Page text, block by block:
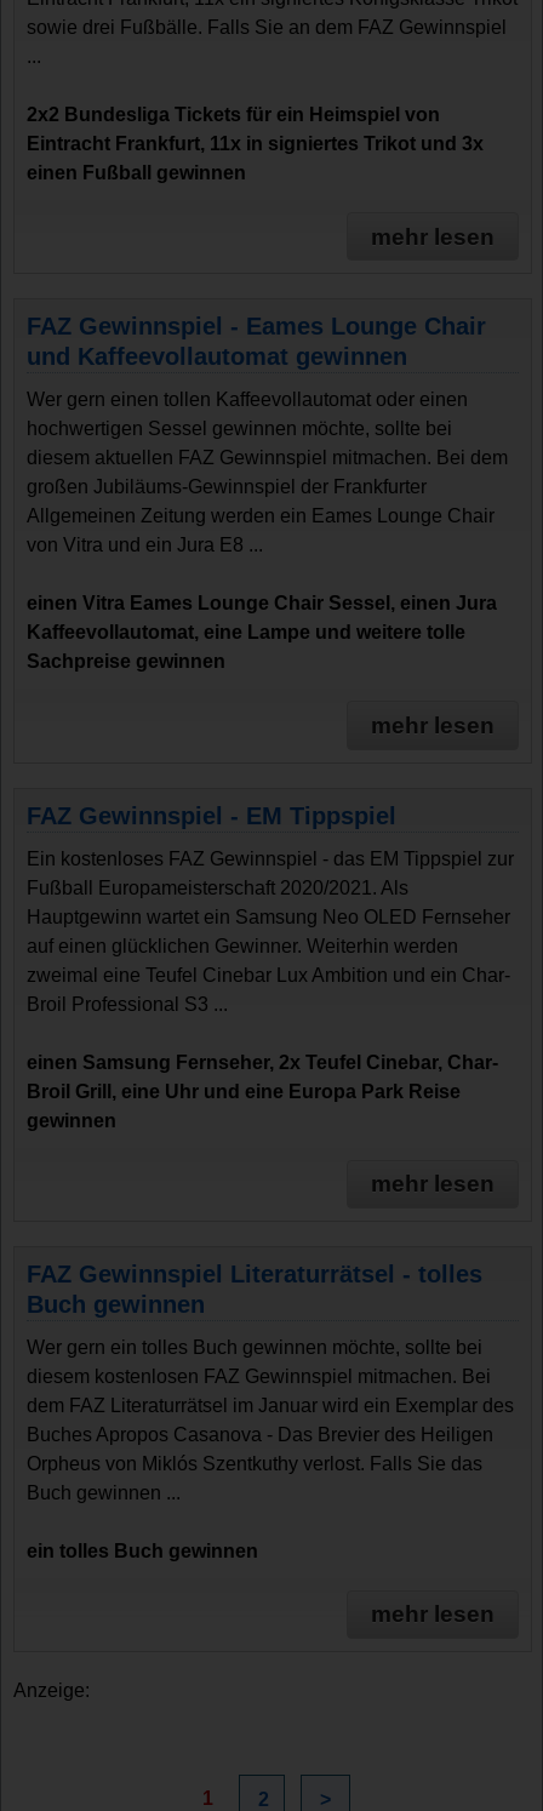
sowie drei Fußbälle. Falls Sie an dem FAZ Gewinnspiel
...
2x2 Bundesliga Tickets für ein Heimspiel von
Eintracht Frankfurt, 11x in signiertes Trikot und 3x
einen Fußball gewinnen
mehr lesen
FAZ Gewinnspiel - Eames Lounge Chair
und Kaffeevollautomat gewinnen
Wer gern einen tollen Kaffeevollautomat oder einen
hochwertigen Sessel gewinnen möchte, sollte bei
diesem aktuellen FAZ Gewinnspiel mitmachen. Bei dem
großen Jubiläums-Gewinnspiel der Frankfurter
Allgemeinen Zeitung werden ein Eames Lounge Chair
von Vitra und ein Jura E8 ...
einen Vitra Eames Lounge Chair Sessel, einen Jura
Kaffeevollautomat, eine Lampe und weitere tolle
Sachpreise gewinnen
mehr lesen
FAZ Gewinnspiel - EM Tippspiel
Ein kostenloses FAZ Gewinnspiel - das EM Tippspiel zur
Fußball Europameisterschaft 2020/2021. Als
Hauptgewinn wartet ein Samsung Neo OLED Fernseher
auf einen glücklichen Gewinner. Weiterhin werden
zweimal eine Teufel Cinebar Lux Ambition und ein Char-
Broil Professional S3 ...
einen Samsung Fernseher, 2x Teufel Cinebar, Char-
Broil Grill, eine Uhr und eine Europa Park Reise
gewinnen
mehr lesen
FAZ Gewinnspiel Literaturrätsel - tolles
Buch gewinnen
Wer gern ein tolles Buch gewinnen möchte, sollte bei
diesem kostenlosen FAZ Gewinnspiel mitmachen. Bei
dem FAZ Literaturrätsel im Januar wird ein Exemplar des
Buches Apropos Casanova - Das Brevier des Heiligen
Orpheus von Miklós Szentkuthy verlost. Falls Sie das
Buch gewinnen ...
ein tolles Buch gewinnen
mehr lesen
Anzeige:
1 2 >